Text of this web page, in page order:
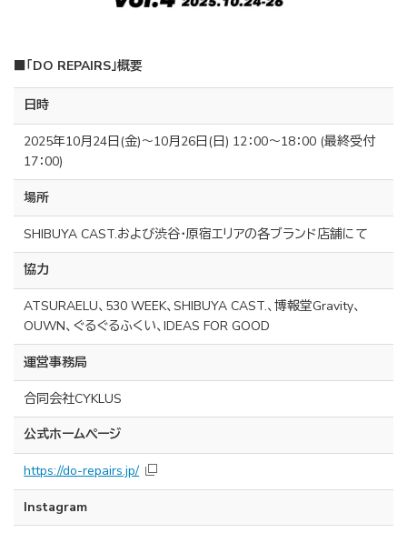
■「DO REPAIRS」概要
日時
2025年10月24日(金)～10月26日(日) 12：00～18：00 (最終受付
17：00)
場所
SHIBUYA CAST.および渋谷・原宿エリアの各ブランド店舗にて
協力
ATSURAELU、530 WEEK、SHIBUYA CAST.、博報堂Gravity、
OUWN、ぐるぐるふくい、IDEAS FOR GOOD
運営事務局
合同会社CYKLUS
公式ホームページ
https://do-repairs.jp/
Instagram